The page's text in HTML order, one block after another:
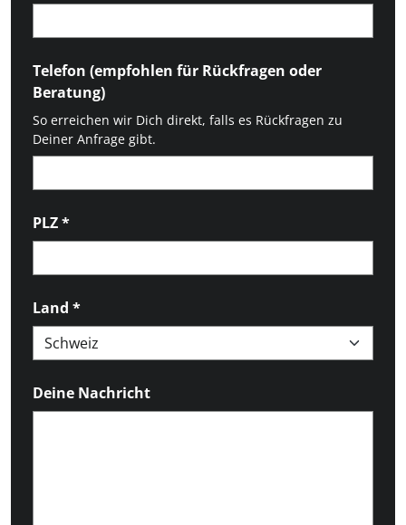
Telefon (empfohlen für Rückfragen oder
Beratung)
So erreichen wir Dich direkt, falls es Rückfragen zu
Deiner Anfrage gibt.
PLZ*
Land *
Deine Nachricht